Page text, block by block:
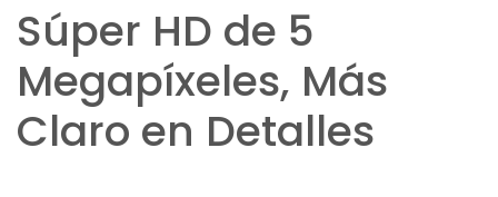
Súper HD de 5
Megapíxeles, Más
Claro en Detalles